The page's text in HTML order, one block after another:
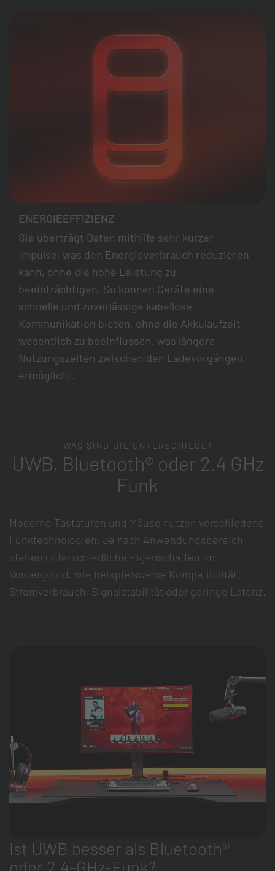
ENERGIEEFFIZIENZ
Sie überträgt Daten mithilfe sehr kurzer
Impulse, was den Energieverbrauch reduzieren
kann, ohne die hohe Leistung zu
beeinträchtigen. So können Geräte eine
schnelle und zuverlässige kabellose
Kommunikation bieten, ohne die Akkulaufzeit
wesentlich zu beeinflussen, was längere
Nutzungszeiten zwischen den Ladevorgängen
ermöglicht.
WAS SIND DIE UNTERSCHIEDE?
UWB, Bluetooth® oder 2.4 GHz
Funk
Moderne Tastaturen und Mäuse nutzen verschiedene
Funktechnologien. Je nach Anwendungsbereich
stehen unterschiedliche Eigenschaften im
Vordergrund, wie beispielsweise Kompatibilität,
Stromverbrauch, Signalstabilität oder geringe Latenz.
Ist UWB besser als Bluetooth®
oder 2,4-GHz-Funk?